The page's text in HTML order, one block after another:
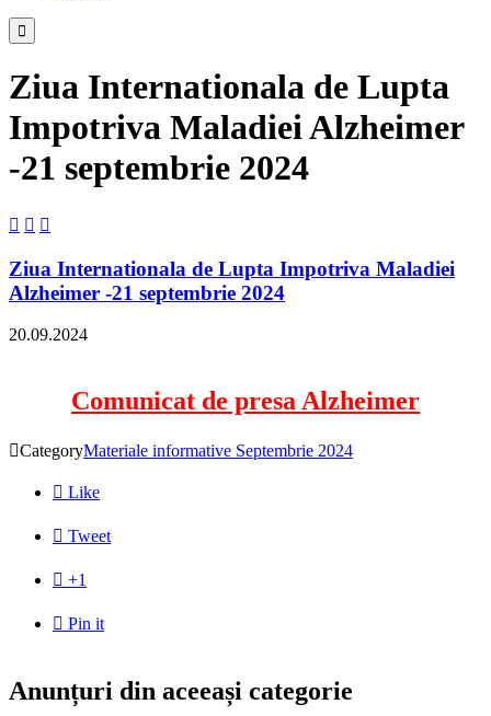

Ziua Internationala de Lupta
Impotriva Maladiei Alzheimer
-21 septembrie 2024
  
Ziua Internationala de Lupta Impotriva Maladiei
Alzheimer -21 septembrie 2024
20.09.2024
Comunicat de presa Alzheimer
CategoryMateriale informative Septembrie 2024
 Like
 Tweet
 +1
 Pin it
Anunțuri din aceeași categorie